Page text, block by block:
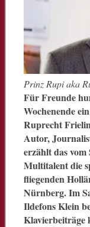
Prinz Rupi aka
Für Freunde
Wochenende
Ruprecht
Autor,
erzählt das
Multitalent die
fliegenden
Nürnberg. Im
Ildefons Klein
Klavierbeiträge